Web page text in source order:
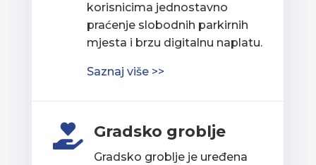
korisnicima jednostavno
praćenje slobodnih parkirnih
mjesta i brzu digitalnu naplatu.
Saznaj više >>
 Gradsko groblje
Gradsko groblje je uređena